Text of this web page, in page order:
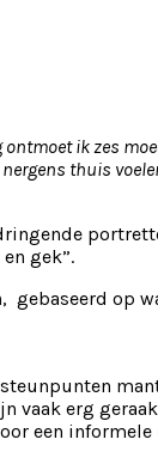
ik zes
thuis
gek”.
op
vaak erg
een